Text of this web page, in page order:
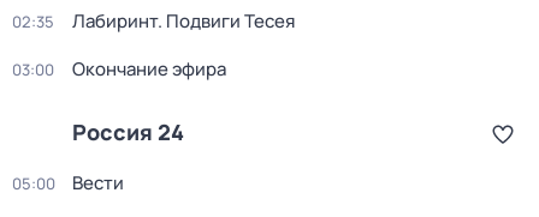
02:35 Лабиринт. Подвиги Тесея
03:00 Окончание эфира
Россия 24
05:00 Вести